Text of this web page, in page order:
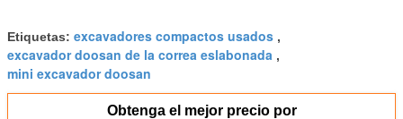
Etiquetas: excavadores compactos usados ,
excavador doosan de la correa eslabonada ,
mini excavador doosan
Obtenga el mejor precio por